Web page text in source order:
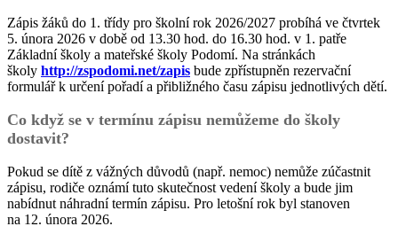
Zápis žáků do 1. třídy pro školní rok 2026/2027 probíhá ve čtvrtek
5. února 2026 v době od 13.30 hod. do 16.30 hod. v 1. patře
Základní školy a mateřské školy Podomí. Na stránkách
školy http://zspodomi.net/zapis bude zpřístupněn rezervační
formulář k určení pořadí a přibližného času zápisu jednotlivých dětí.
Co když se v termínu zápisu nemůžeme do školy
dostavit?
Pokud se dítě z vážných důvodů (např. nemoc) nemůže zúčastnit
zápisu, rodiče oznámí tuto skutečnost vedení školy a bude jim
nabídnut náhradní termín zápisu. Pro letošní rok byl stanoven
na 12. února 2026.